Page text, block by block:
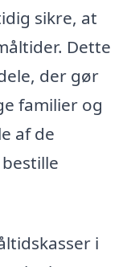
sikre, at
Dette
der gør
familier og
af de
i